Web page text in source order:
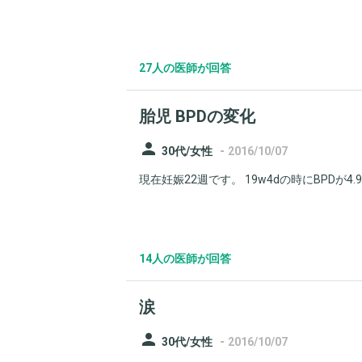
27人の医師が回答
胎児 BPDの変化
person 30代/女性 - 2016/10/07
現在妊娠22週です。 19w4dの時にBPDが
14人の医師が回答
涙
person 30代/女性 - 2016/10/07